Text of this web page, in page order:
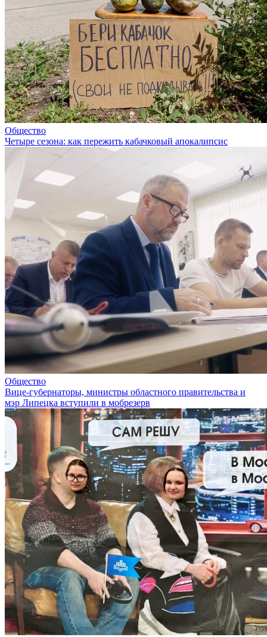
Общество
Четыре сезона: как пережить кабачковый апокалипсис
Общество
Вице-губернаторы, министры областного правительства и
мэр Липецка вступили в мобрезерв